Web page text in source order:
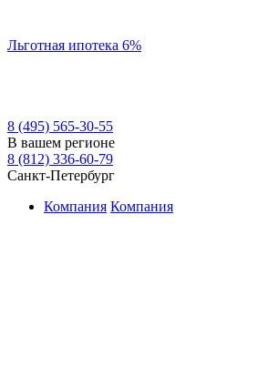
Льготная ипотека 6%
8 (495) 565-30-55
В вашем регионе
8 (812) 336-60-79
Санкт-Петербург
Компания Компания